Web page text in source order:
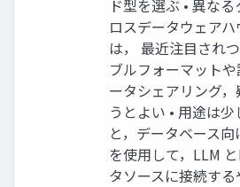
ド型を選ぶ • 異な
ロスデータウェア
は， 最近注目され
ブルフォーマット
ータシェアリング
うとよい • 用途は
と，データベース
を使用して，LLM
タソースに接続す